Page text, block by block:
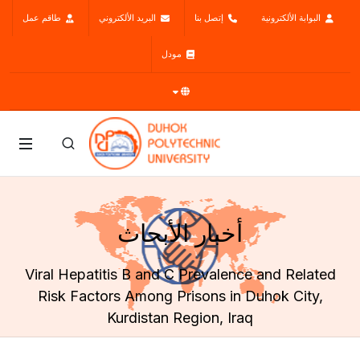
البوابة الألكترونية إتصل بنا البريد الألكتروني طاقم عمل
مودل
أخبار الأبحاث
Viral Hepatitis B and C Prevalence and Related
Risk Factors Among Prisons in Duhok City,
Kurdistan Region, Iraq